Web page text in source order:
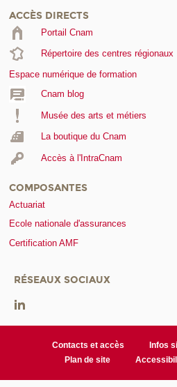
ACCÈS DIRECTS
Portail Cnam
Répertoire des centres régionaux
Espace numérique de formation
Cnam blog
Musée des arts et métiers
La boutique du Cnam
Accès à l'IntraCnam
COMPOSANTES
Actuariat
Ecole nationale d'assurances
Certification AMF
RÉSEAUX SOCIAUX
Contacts et accès Infos
Plan de site